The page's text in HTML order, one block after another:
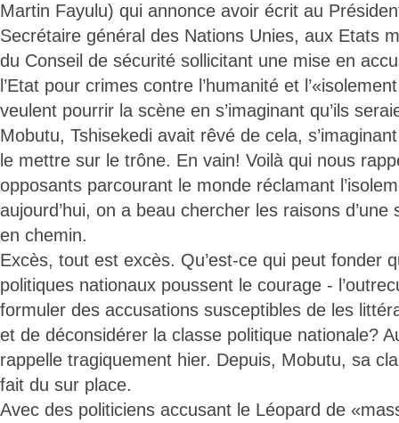
Martin Fayulu) qui annonce avoir écrit au
Secrétaire général des Nations Unies, aux Etats
du Conseil de sécurité sollicitant une mise en
l’Etat pour crimes contre l’humanité et
veulent pourrir la scène en s’imaginant qu’ils
Mobutu, Tshisekedi avait rêvé de cela,
le mettre sur le trône. En vain! Voilà qui nous
opposants parcourant le monde réclamant
aujourd’hui, on a beau chercher les raisons d’une
en chemin.
Excès, tout est excès. Qu’est-ce qui peut fonder
politiques nationaux poussent le courage -
formuler des accusations susceptibles de les
et de déconsidérer la classe politique nationale?
rappelle tragiquement hier. Depuis, Mobutu, sa
fait du sur place.
Avec des politiciens accusant le Léopard de